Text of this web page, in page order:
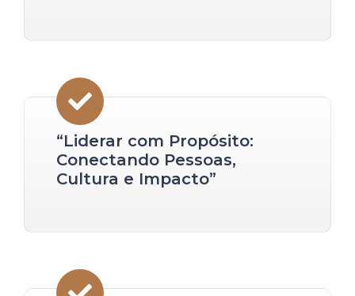
“Liderar com Propósito:
Conectando Pessoas,
Cultura e Impacto”